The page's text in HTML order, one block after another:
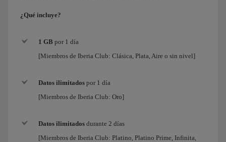
¿Qué incluye?
1 GB por 1 día
[Miembros de Iberia Club: Clásica, Plata, Aire o sin nivel]
Datos ilimitados por 1 día
[Miembros de Iberia Club: Oro]
Datos ilimitados durante 2 días
[Miembros de Iberia Club: Platino, Platino Prime, Infinita,